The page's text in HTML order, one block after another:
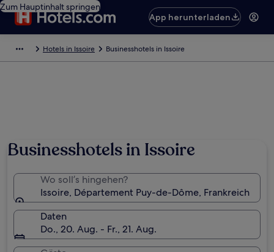
Zum Hauptinhalt springen
App herunterladen
Hotels in Issoire Businesshotels in Issoire
Businesshotels in Issoire
Wo soll’s hingehen?
Issoire, Département Puy-de-Dôme, Frankreich
Daten
Do., 20. Aug. - Fr., 21. Aug.